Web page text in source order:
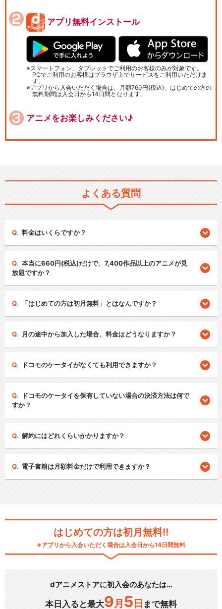
アプリ無料インストール
スマートフォン、タブレットでご利用のお客様のみが対象です。
PCでご利用のお客様はブラウザ上でサービスをご利用いただけま
す。
アプリから入会いただく場合は、月額760円(税込)、はじめての方の
無料期間は入会日から14日間となります。
アニメをお楽しみください♪
よくある質問
料金はいくらですか？
本当に660円(税込)だけで、7,400作品以上のアニメが見
放題ですか？
「はじめての方は初月無料」とはなんですか？
月の途中から加入した場合、料金はどうなりますか？
ドコモのケータイがなくても利用できますか？
ドコモのケータイを保有していない場合の決済方法は何で
すか？
解約にはどれくらいかかりますか？
電子書籍は月額料金だけで利用できますか？
はじめての方は初月無料!!
※アプリから入会いただく場合は入会日から14日間無料
dアニメストアに初入会のあなたは…
本日入ると最大9 月 5 日 まで無料